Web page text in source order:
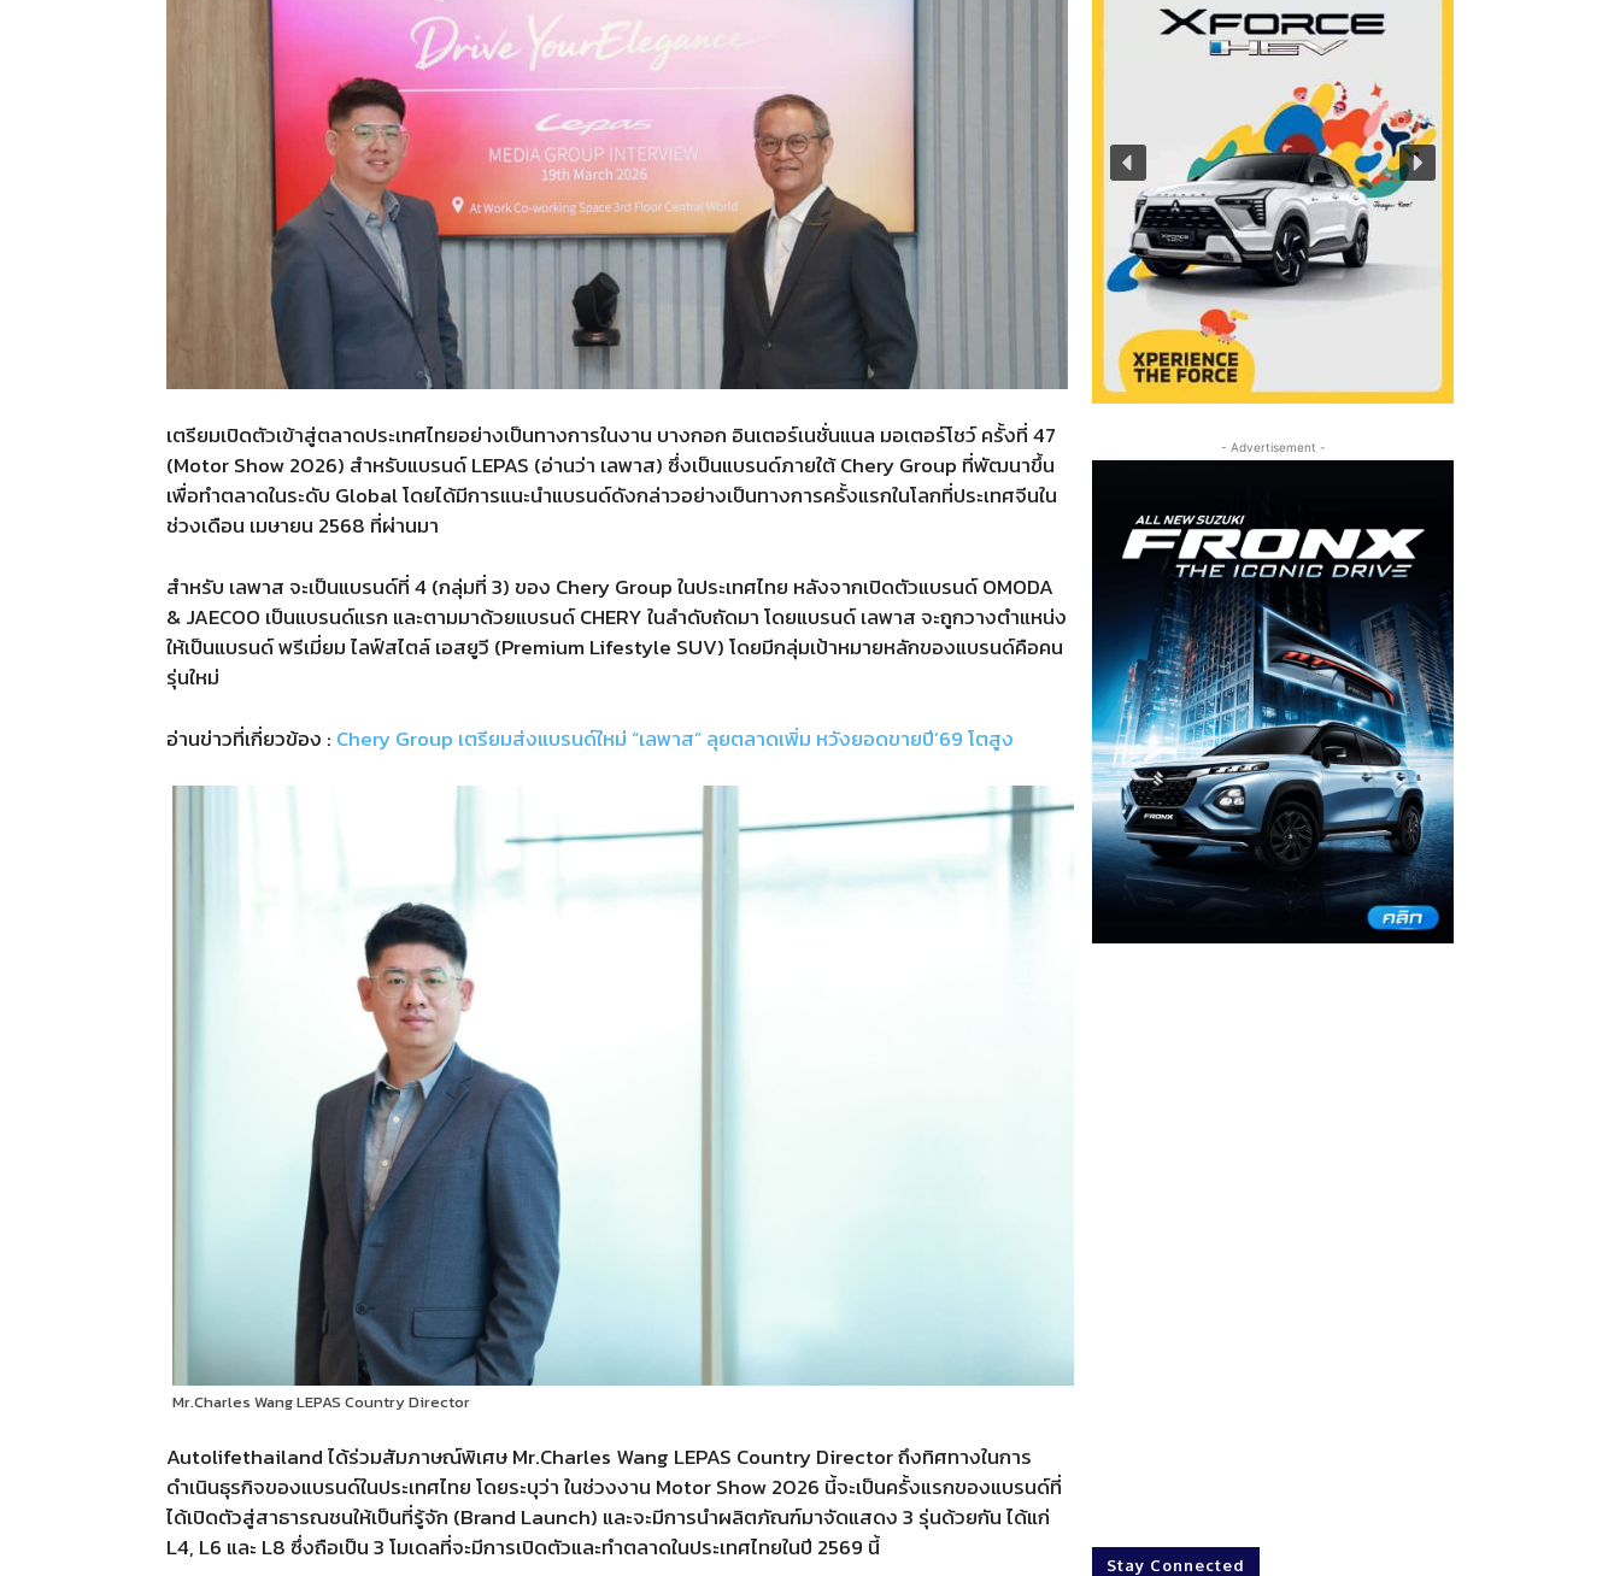
เตรียมเปิดตัวเข้าสู่ตลาดประเทศไทยอย่างเป็นทางการในงาน บางกอก อินเตอร์เนชั่นแนล มอเตอร์โชว์ ครั้งที่47
(Motor Show 2026) สำหรับแบรนด์LEPAS (อ่านว่า เลพาส) ซึ่งเป็นแบรนด์ภายใต้Chery Group ที่พัฒนาขึ้น
เพื่อทำตลาดในระดับ Globalโดยได้มีการแนะนำแบรนด์ดังกล่าวอย่างเป็นทางการครั้งแรกในโลกที่ประเทศจีนใน
ช่วงเดือน เมษายน 2568 ที่ผ่านมา
สำหรับ เลพาส จะเป็นแบรนด์ที่ 4 (กลุ่มที่ 3) ของ Chery Groupในประเทศไทย หลังจากเปิดตัวแบรนด์OMODA
& JAECOO เป็นแบรนด์แรก และตามมาด้วยแบรนด์CHERYในลำดับถัดมา โดยแบรนด์ เลพาส จะถูกวางตำแหน่ง
ให้เป็นแบรนด์ พรีเมี่ยม ไลฟ์สไตล์ เอสยูวี (Premium Lifestyle SUV)โดยมีกลุ่มเป้าหมายหลักของแบรนด์คือคน
รุ่นใหม่
อ่านข่าวที่เกี่ยวข้อง : Chery Group เตรียมส่งแบรนด์ใหม่ “เลพาส” ลุยตลาดเพิ่ม หวังยอดขายปี’69 โตสูง
​Mr.Charles Wang LEPAS Country Director
Autolifethailandได้ร่วมสัมภาษณ์พิเศษ​Mr.Charles Wang LEPAS Country Directorถึงทิศทางในการ
ดำเนินธุรกิจของแบรนด์ในประเทศไทย โดยระบุว่า ในช่วงงาน Motor Show 2026 นี้จะเป็นครั้งแรกของแบรนด์ที่
ได้เปิดตัวสู่สาธารณชนให้เป็นที่รู้จัก (Brand Launch) และจะมีการนำผลิตภัณฑ์มาจัดแสดง3 รุ่นด้วยกัน ได้แก่
L4, L6 และ L8 ซึ่งถือเป็น3โมเดลที่จะมีการเปิดตัวและทำตลาดในประเทศไทยในปี 2569 นี้
- Advertisement -
Stay Connected